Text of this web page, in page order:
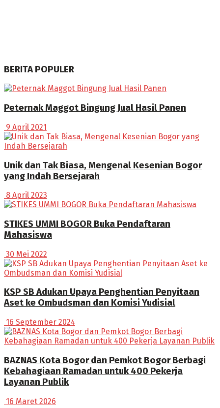
BERITA POPULER
Peternak Maggot Bingung Jual Hasil Panen
9 April 2021
Unik dan Tak Biasa, Mengenal Kesenian Bogor
yang Indah Bersejarah
8 April 2023
STIKES UMMI BOGOR Buka Pendaftaran
Mahasiswa
30 Mei 2022
KSP SB Adukan Upaya Penghentian Penyitaan
Aset ke Ombudsman dan Komisi Yudisial
16 September 2024
BAZNAS Kota Bogor dan Pemkot Bogor Berbagi
Kebahagiaan Ramadan untuk 400 Pekerja
Layanan Publik
16 Maret 2026